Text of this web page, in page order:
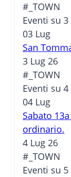
#_TOWN
Eventi su
03 Lug
San
3 Lug 26
#_TOWN
Eventi su
04 Lug
Sabato
ordinario.
4 Lug 26
#_TOWN
Eventi su